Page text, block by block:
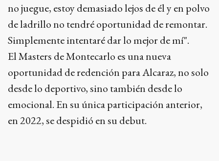
no juegue, estoy demasiado lejos de él y en polvo
de ladrillo no tendré oportunidad de remontar.
Simplemente intentaré dar lo mejor de mí".
El Masters de Montecarlo es una nueva
oportunidad de redención para Alcaraz, no solo
desde lo deportivo, sino también desde lo
emocional. En su única participación anterior,
en 2022, se despidió en su debut.